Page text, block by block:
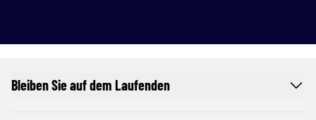
Bleiben Sie auf dem Laufenden